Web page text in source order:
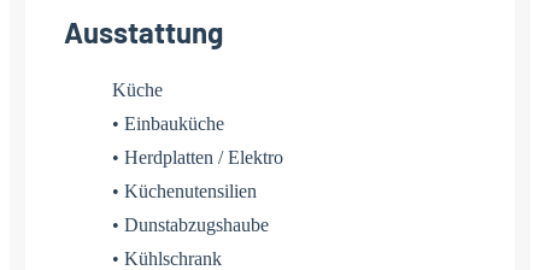
Ausstattung
Küche
• Einbauküche
• Herdplatten / Elektro
• Küchenutensilien
• Dunstabzugshaube
• Kühlschrank